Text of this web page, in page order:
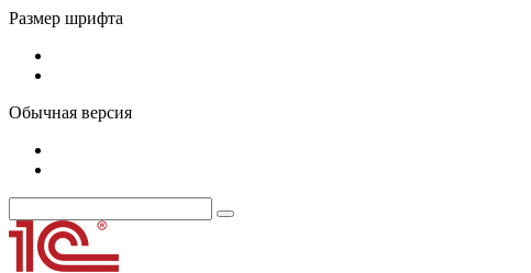
Размер шрифта
Обычная версия